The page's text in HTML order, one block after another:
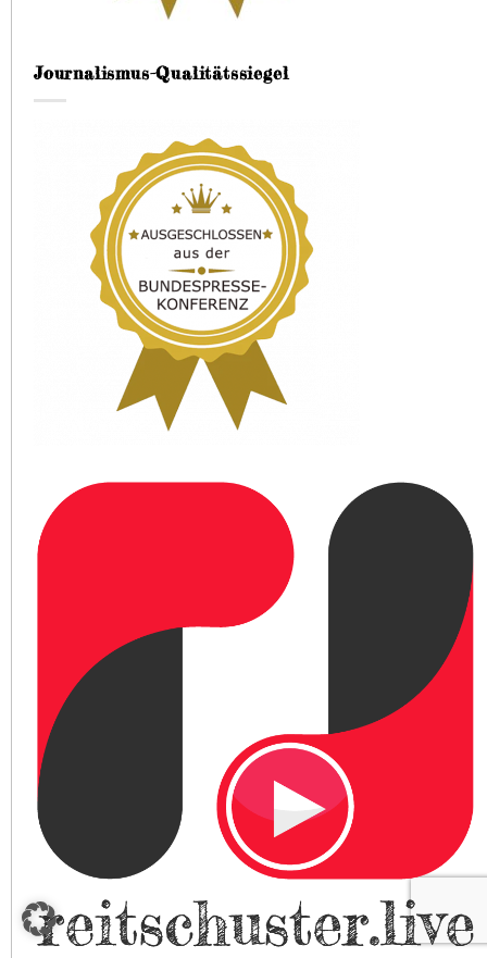
Journalismus-Qualitätssiegel